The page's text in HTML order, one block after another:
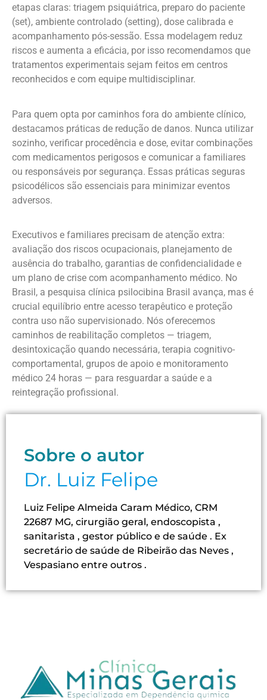
etapas claras: triagem psiquiátrica, preparo do paciente
(set), ambiente controlado (setting), dose calibrada e
acompanhamento pós-sessão. Essa modelagem reduz
riscos e aumenta a eficácia, por isso recomendamos que
tratamentos experimentais sejam feitos em centros
reconhecidos e com equipe multidisciplinar.
Para quem opta por caminhos fora do ambiente clínico,
destacamos práticas de redução de danos. Nunca utilizar
sozinho, verificar procedência e dose, evitar combinações
com medicamentos perigosos e comunicar a familiares
ou responsáveis por segurança. Essas práticas seguras
psicodélicos são essenciais para minimizar eventos
adversos.
Executivos e familiares precisam de atenção extra:
avaliação dos riscos ocupacionais, planejamento de
ausência do trabalho, garantias de confidencialidade e
um plano de crise com acompanhamento médico. No
Brasil, a pesquisa clínica psilocibina Brasil avança, mas é
crucial equilíbrio entre acesso terapêutico e proteção
contra uso não supervisionado. Nós oferecemos
caminhos de reabilitação completos — triagem,
desintoxicação quando necessária, terapia cognitivo-
comportamental, grupos de apoio e monitoramento
médico 24 horas — para resguardar a saúde e a
reintegração profissional.
Sobre o autor
Dr. Luiz Felipe
Luiz Felipe Almeida Caram Médico, CRM
22687 MG, cirurgião geral, endoscopista ,
sanitarista , gestor público e de saúde . Ex
secretário de saúde de Ribeirão das Neves ,
Vespasiano entre outros .